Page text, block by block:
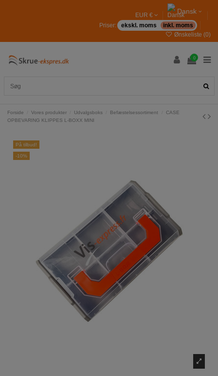
EUR € Dansk
Priser: ekskl. moms
inkl. moms
Ønskeliste (0)
0
Forside Vores produkter Udvalgsboks Befæstelsessortiment
CASE
OPBEVARING KLIPPES L-BOXX MINI
På tilbud!
-10%